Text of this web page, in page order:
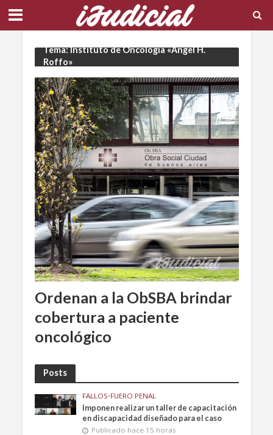
Tema: Instituto de Oncología «Ángel H.
Roffo»
Ordenan a la ObSBA brindar
cobertura a paciente
oncológico
Posts
FALLOS•FUERO PENAL
Imponen realizar un taller de capacitación
en discapacidad diseñado para el caso
Publicado hace 15 horas